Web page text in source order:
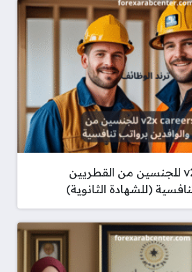
وظائف v2x careers للجنسين من القطريين
(للشهادة الثانوية)